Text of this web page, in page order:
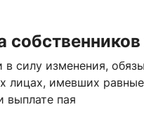
в силу изменения,
лицах, имевших
выплате пая